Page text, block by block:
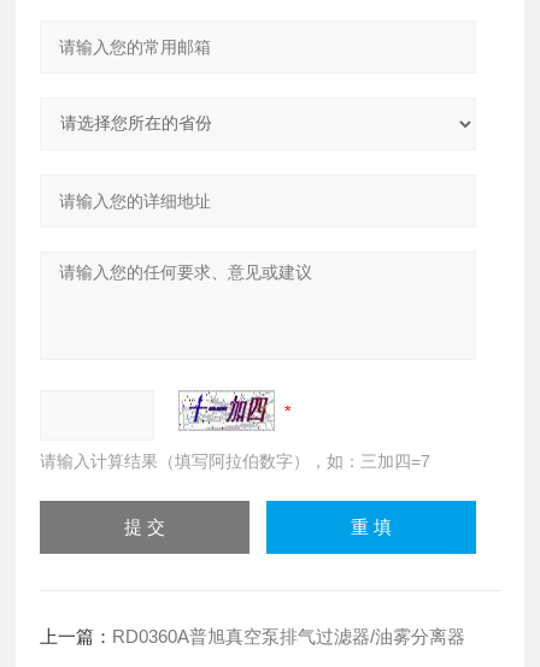
请输入计算结果（填写阿拉伯数字），如：三加四=7
上一篇： RD0360A普旭真空泵排气过滤器/油雾分离器